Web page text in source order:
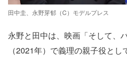
田中圭、永野芽郁（C）モデルプレス
永野と田中は、映画「そして、
（2021年）で義理の親子役と